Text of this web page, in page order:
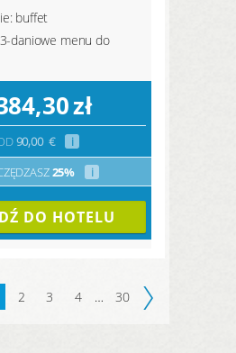
buffet
daniowe menu do
zł
90,00 €
i
25% i
DO HOTELU
2 3 4 … 30